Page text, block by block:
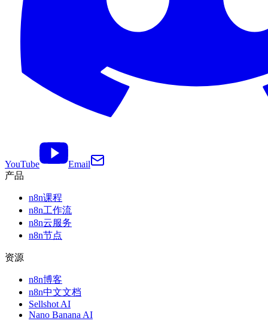
YouTube
Email
产品
n8n课程
n8n工作流
n8n云服务
n8n节点
资源
n8n博客
n8n中文文档
Sellshot AI
Nano Banana AI